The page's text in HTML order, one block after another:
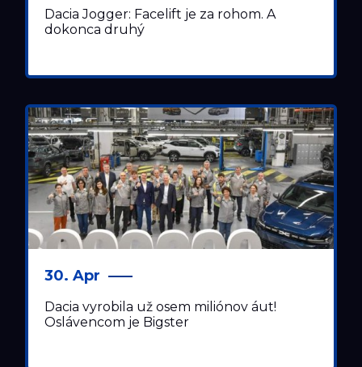
Dacia Jogger: Facelift je za rohom. A
dokonca druhý
30. Apr
Dacia vyrobila už osem miliónov áut!
Oslávencom je Bigster